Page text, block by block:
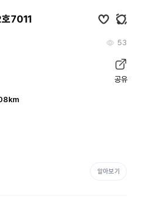
7011
53
공유
알아보기